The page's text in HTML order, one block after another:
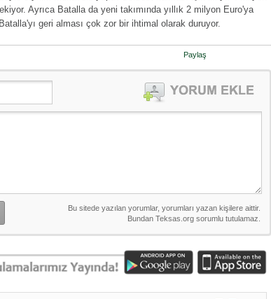
Ayrıca Batalla da yeni takımında yıllık 2 milyon Euro'ya
geri alması çok zor bir ihtimal olarak duruyor.
Paylaş
- -
Bursaspor - Altınordu
1. Lig 32. Hafta